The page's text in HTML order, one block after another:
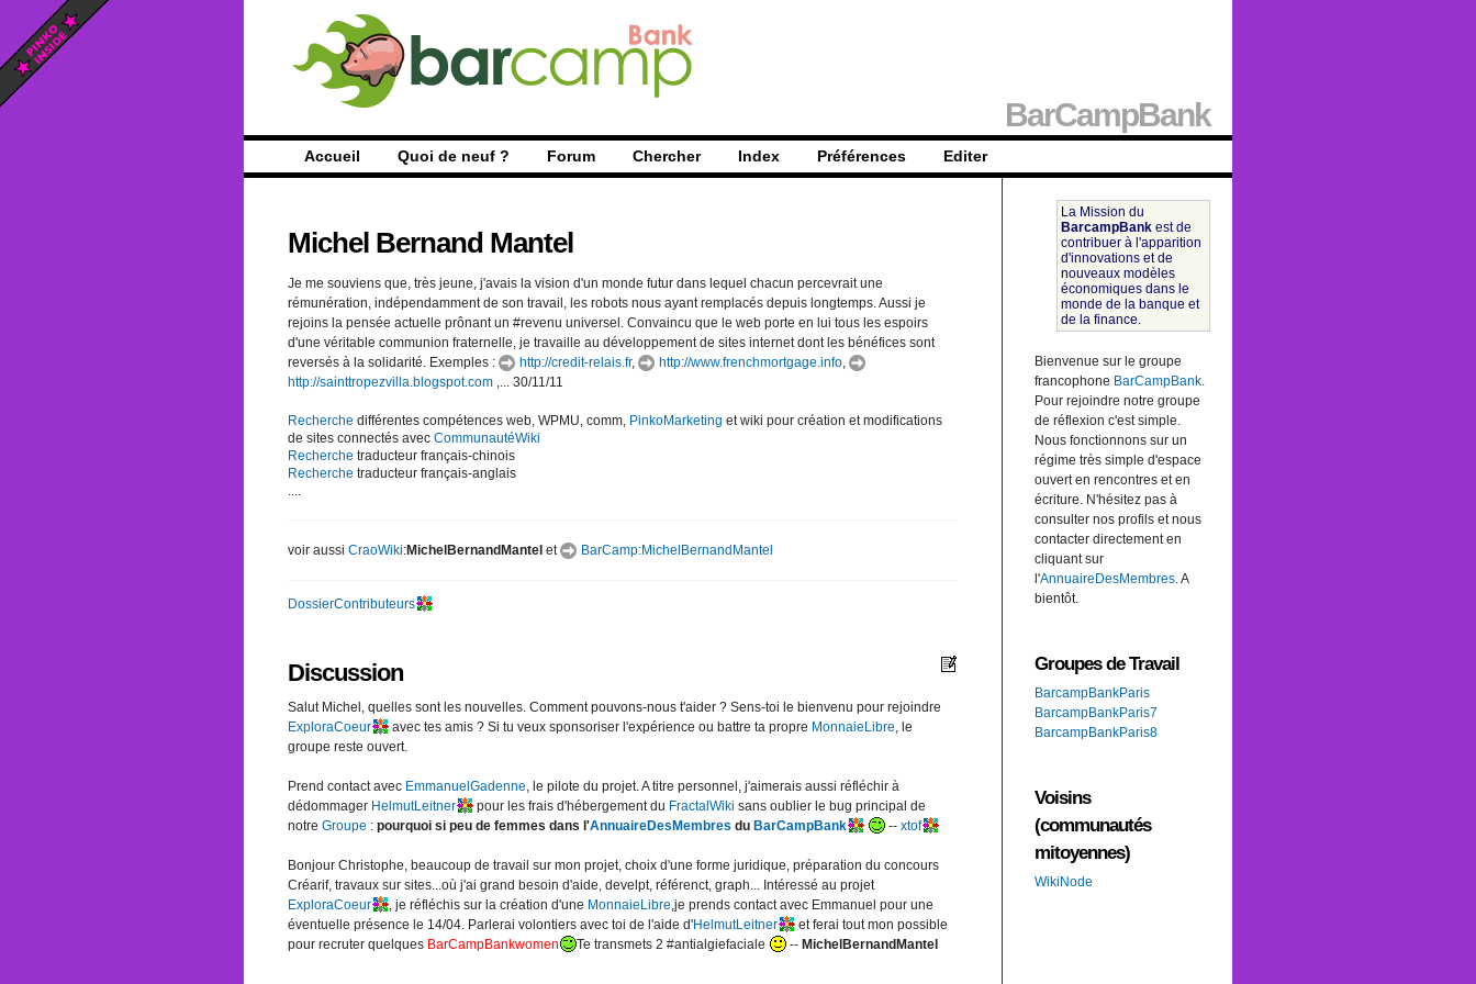
BarCampBank
Accueil Quoi de neuf ? Forum Chercher Index Préférences Editer
Michel Bernand Mantel
Je me souviens que, très jeune, j'avais la vision d'un monde futur dans lequel chacun percevrait une
rémunération, indépendamment de son travail, les robots nous ayant remplacés depuis longtemps. Aussi je
rejoins la pensée actuelle prônant un #revenu universel. Convaincu que le web porte en lui tous les espoirs
d'une véritable communion fraternelle, je travaille au développement de sites internet dont les bénéfices sont
reversés à la solidarité. Exemples :
http://credit-relais.fr, http://www.frenchmortgage.info
http://sainttropezvilla.blogspot.com ,... 30/11/11
Recherche différentes compétences web, WPMU, comm, PinkoMarketing et wiki pour création et modifications
de sites connectés avec CommunautéWiki
Recherche traducteur français-chinois
Recherche traducteur français-anglais
voir aussi CraoWiki:MichelBernandMantel et BarCamp:MichelBernandMantel
DossierContributeurs
Discussion
Salut Michel, quelles sont les nouvelles. Comment pouvons-nous t'aider ? Sens-toi le bienvenu pour rejoindre
ExploraCoeur
avec tes amis ? Si tu veux sponsoriser l'expérience ou battre ta propre MonnaieLibre, le
groupe reste ouvert.
Prend contact avec EmmanuelGadenne, le pilote du projet. A titre personnel, j'aimerais aussi réfléchir à
dédommager HelmutLeitner pour les frais d'hébergement du FractalWiki sans oublier le bug principal de
notre Groupe : pourquoi si peu de femmes dans l'AnnuaireDesMembres du BarCampBank -- xtof
Bonjour Christophe, beaucoup de travail sur mon projet, choix d'une forme juridique, préparation du concours
Créarif, travaux sur sites...où j'ai grand besoin d'aide, develpt, référenct, graph... Intéressé au projet
ExploraCoeur
, je réfléchis sur la création d'une MonnaieLibre,je prends contact avec Emmanuel pour une
éventuelle présence le 14/04. Parlerai volontiers avec toi de l'aide d'HelmutLeitner
et ferai tout mon possible
pour recruter quelques BarCampBankwomen Te transmets 2 #antialgiefaciale -- MichelBernandMantel
La Mission du
BarcampBank est de
contribuer à l'apparition
d'innovations et de
nouveaux modèles
économiques dans le
monde de la banque et
de la finance.
Bienvenue sur le groupe
francophone BarCampBank
Pour rejoindre notre groupe
de réflexion c'est simple.
Nous fonctionnons sur un
régime très simple d'espace
ouvert en rencontres et en
écriture. N'hésitez pas à
consulter nos profils et nous
contacter directement en
cliquant sur
l'AnnuaireDesMembres . A
bientôt.
Groupes de Travail
BarcampBankParis
BarcampBankParis7
BarcampBankParis8
Voisins
(communautés
mitoyennes)
WikiNode